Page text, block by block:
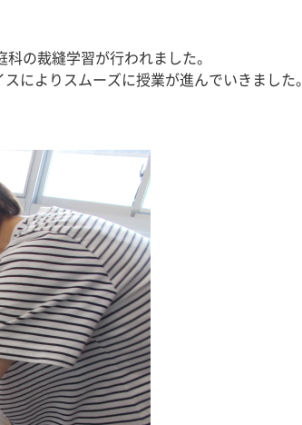
の裁縫学習が行われました。
によりスムーズに授業が進んでいきました。